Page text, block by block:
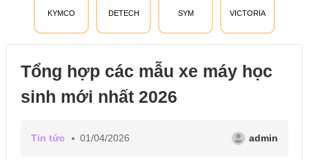
KYMCO DETECH SYM VICTORIA
Tổng hợp các mẫu xe máy học
sinh mới nhất 2026
Tin tức 01/04/2026 admin